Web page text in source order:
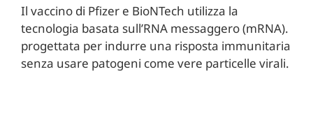
Il vaccino di Pfizer e BioNTech utilizza la
tecnologia basata sull’RNA messaggero (mRNA).
progettata per indurre una risposta immunitaria
senza usare patogeni come vere particelle virali.